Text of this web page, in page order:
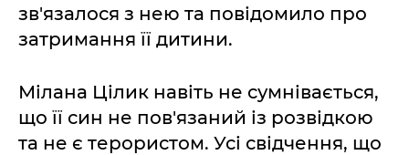
зв'язалося з нею та повідомило про
затримання її дитини.
Мілана Цілик навіть не сумнівається,
що її син не пов'язаний із розвідкою
та не є терористом. Усі свідчення, що